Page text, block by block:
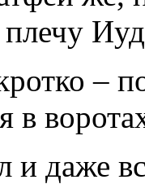
–
в
и даже